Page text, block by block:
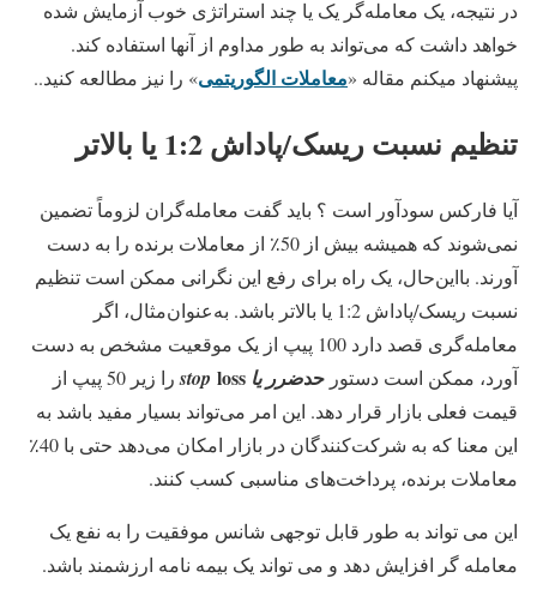
در نتیجه، یک معامله‌گر یک یا چند استراتژی خوب آزمایش شده
خواهد داشت که می‌تواند به طور مداوم از آنها استفاده کند.
پیشنهاد میکنم مقاله «معاملات الگوریتمی» را نیز مطالعه کنید..
تنظیم نسبت ریسک/پاداش 1:2 یا بالاتر
آیا فارکس سودآور است ؟ باید گفت معامله‌گران لزوماً تضمین
نمی‌شوند که همیشه بیش از 50٪ از معاملات برنده را به دست
آورند. بااین‌حال، یک راه برای رفع این نگرانی ممکن است تنظیم
نسبت ریسک/پاداش 1:2 یا بالاتر باشد. به‌عنوان‌مثال، اگر
معامله‌گری قصد دارد 100 پیپ از یک موقعیت مشخص به دست
آورد، ممکن است دستور حدضرر یا stop loss
را زیر 50 پیپ از
قیمت فعلی بازار قرار دهد. این امر می‌تواند بسیار مفید باشد به
این معنا که به شرکت‌کنندگان در بازار امکان می‌دهد حتی با 40٪
معاملات برنده، پرداخت‌های مناسبی کسب کنند.
این می تواند به طور قابل توجهی شانس موفقیت را به نفع یک
معامله گر افزایش دهد و می تواند یک بیمه نامه ارزشمند باشد.